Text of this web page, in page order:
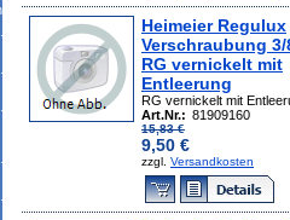
Heimeier Regulux
Verschraubung 3/
RG vernickelt mit
Entleerung
RG vernickelt mit
Art.Nr.: 81909160
15,83 €
9,50 €
zzgl. Versandkosten